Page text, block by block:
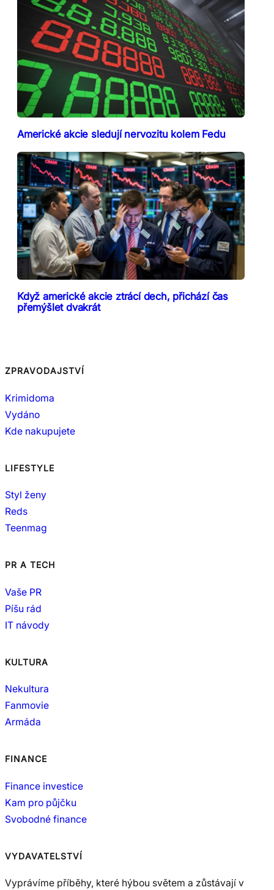
Americké akcie sledují nervozitu kolem Fedu
Když americké akcie ztrácí dech, přichází čas
přemýšlet dvakrát
ZPRAVODAJSTVÍ
Krimidoma
Vydáno
Kde nakupujete
LIFESTYLE
Styl ženy
Reds
Teenmag
PR A TECH
Vaše PR
Píšu rád
IT návody
KULTURA
Nekultura
Fanmovie
Armáda
FINANCE
Finance investice
Kam pro půjčku
Svobodné finance
VYDAVATELSTVÍ
Vyprávíme příběhy, které hýbou světem a zůstávají v